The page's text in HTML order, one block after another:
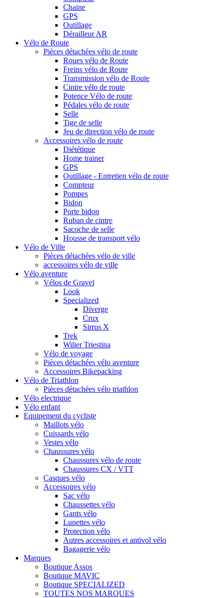
Chaine
GPS
Outillage
Dérailleur AR
Vélo de Route
Pièces détachées vélo de route
Roues vélo de Route
Freins vélo de Route
Transmission vélo de Route
Cintre vélo de route
Potence Vélo de route
Pédales vélo de route
Selle
Tige de selle
Jeu de direction vélo de route
Accessoires vélo de route
Diététique
Home trainer
GPS
Outillage - Entretien vélo de route
Compteur
Pompes
Bidon
Porte bidon
Ruban de cintre
Sacoche de selle
Housse de transport vélo
Vélo de Ville
Pièces détachées vélo de ville
accessoires vélo de ville
Vélo aventure
Vélos de Gravel
Look
Specialized
Diverge
Crux
Sirrus X
Trek
Wilier Triestina
Vélo de voyage
Pièces détachées vélo aventure
Accessoires Bikepacking
Vélo de Triathlon
Pièces détachées vélo triathlon
Vélo electrique
Vélo enfant
Equipement du cycliste
Maillots vélo
Cuissards vélo
Vestes vélo
Chaussures vélo
Chaussures vélo de route
Chaussures CX / VTT
Casques vélo
Accessoires vélo
Sac vélo
Chaussettes vélo
Gants vélo
Lunettes vélo
Protection vélo
Autres accessoires et antivol vélo
Bagagerie vélo
Marques
Boutique Assos
Boutique MAVIC
Boutique SPECIALIZED
TOUTES NOS MARQUES